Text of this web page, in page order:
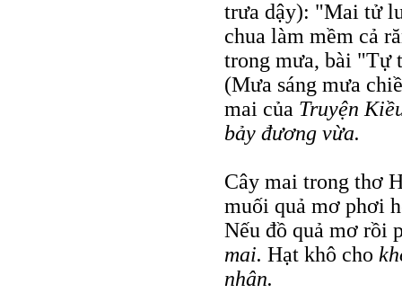
trưa dậy): "Mai tử
chua làm mềm cả
trong mưa, bài "Tự
(Mưa sáng mưa
mai của Truyện
bảy đương vừa.
Cây mai trong thơ
muối quả mơ phơi
Nếu đồ quả mơ rồi
mai. Hạt khô cho
nhân.